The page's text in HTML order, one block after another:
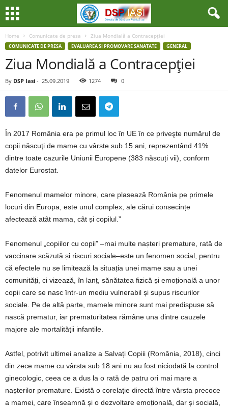
Home Comunicate de presa Ziua Mondială a Contracepţiei
COMUNICATE DE PRESA EVALUAREA SI PROMOVARE SANATATE GENERAL
Ziua Mondială a Contracepţiei
By DSP Iasi - 25.09.2019 1274 0
În 2017 România era pe primul loc în UE în ce priveşte numărul de
copii născuţi de mame cu vârste sub 15 ani, reprezentând 41%
dintre toate cazurile Uniunii Europene (383 născuți vii), conform
datelor Eurostat.
Fenomenul mamelor minore, care plasează România pe primele
locuri din Europa, este unul complex, ale cărui consecințe
afectează atât mama, cât și copilul.”
Fenomenul „copiilor cu copii” –mai multe nașteri premature, rată de
vaccinare scăzută și riscuri sociale–este un fenomen social, pentru
că efectele nu se limitează la situația unei mame sau a unei
comunități, ci vizează, în lanț, sănătatea fizică și emoțională a unor
copii care se nasc într-un mediu vulnerabil și supus riscurilor
sociale. Pe de altă parte, mamele minore sunt mai predispuse să
nască prematur, iar prematuritatea rămâne una dintre cauzele
majore ale mortalității infantile.
Astfel, potrivit ultimei analize a Salvați Copiii (România, 2018), cinci
din zece mame cu vârsta sub 18 ani nu au fost niciodată la control
ginecologic, ceea ce a dus la o rată de patru ori mai mare a
nașterilor premature. Există o corelație directă între vârsta precoce
a mamei, care înseamnă și o dezvoltare emoțională, dar și socială,